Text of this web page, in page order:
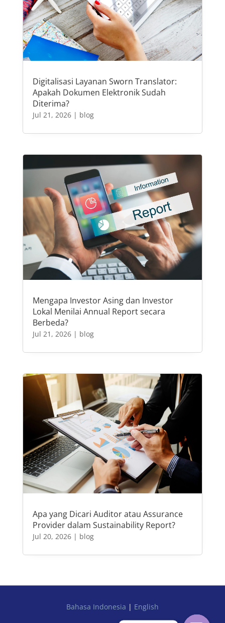
Digitalisasi Layanan Sworn Translator:
Apakah Dokumen Elektronik Sudah
Diterima?
Jul 21, 2026| blog
Mengapa Investor Asing dan Investor
Lokal Menilai Annual Report secara
Berbeda?
Jul 21, 2026| blog
Apa yang Dicari Auditor atau Assurance
Provider dalam Sustainability Report?
Jul 20, 2026| blog
Bahasa Indonesia | English